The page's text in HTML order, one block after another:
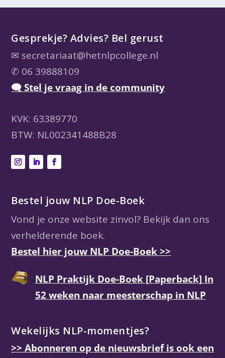
Gesprekje? Advies? Bel gerust
✉ secretariaat@hetnlpcollege.nl
✆ 06 39888109
🗨 Stel je vraag in de community
KVK: 63389770
BTW: NL002341488B28
Bestel jouw NLP Doe-Boek
Vond je onze website zinvol? Bekijk dan ons
verhelderende boek.
Bestel hier jouw NLP Doe-Boek >>
NLP Praktijk Doe-Boek [Paperback] In
52 weken naar meesterschap in NLP
Wekelijks NLP-momentjes?
>> Abonneren op de nieuwsbrief is ook een